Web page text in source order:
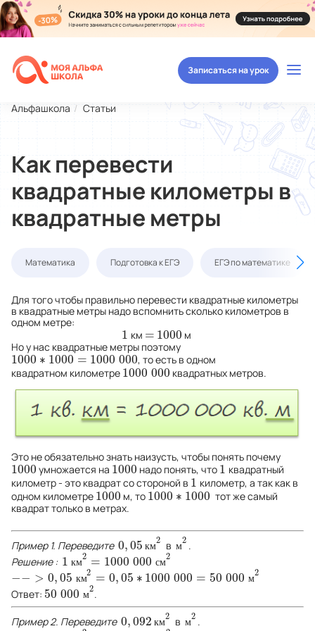
Записаться на урок
Альфашкола Статьи
Как перевести
квадратные километры в
квадратные метры
Математика Подготовка к ЕГЭ ЕГЭ по математике
Для того чтобы правильно перевести квадратные километры
в квадратные метры надо вспомнить сколько километров в
одном метре:
1
1 км =
= 1000
1000 м
Но у нас квадратные метры поэтому
1000 ∗ 1000 = 1000 000
1000∗1000=1000000
, то есть в одном
квадратном километре 1000 000
1000000 квадратных метров.
Это не обязательно знать наизусть, чтобы понять почему
1000
1000 умножается на 1000
1000 надо понять, что 1
1 квадратный
километр - это квадрат со стороной в 1
1 километр, а так как в
одном километре 1000
1000 м, то 1000 ∗ 1000
1000∗1000
тот же самый
квадрат только в метрах.
Пример 1. Переведите 0,05
0, 05 км
2
км2 вм
2
м2 .
Решение : 1
1 км
2 = 1000 000 см
2
км2 =1000000см2
−− > 0,05 км
2 = 0,05 ∗ 1000 000 = 50 000 м
2
−−>0 ,05км2= 0,05 ∗ 1000000=50000м 2
Ответ: 50 000 м
2
50 000м 2 .
Пример 2. Переведите 0,092
0, 092 км
2
км2 вм
2
м2 .